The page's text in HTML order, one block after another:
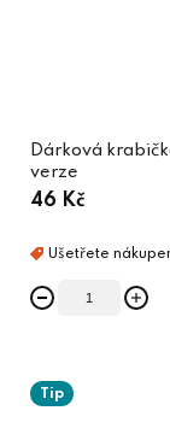
Dárková
verze
46 Kč
Tip